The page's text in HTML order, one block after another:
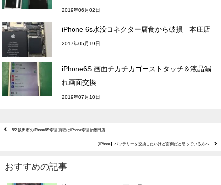
2019年06月02日
iPhone 6s水没コネクター腐食から破損 本庄店
2017年05月19日
iPhone6S 画面チカチカゴーストタッチ＆液晶漏
れ画面交換
2019年07月10日
5/2 飯田市のiPhone6S修理 買取はiPhone修理.jp飯田店
【iPhone】バッテリーを交換したいけど面倒だと思っている方へ
おすすめの記事